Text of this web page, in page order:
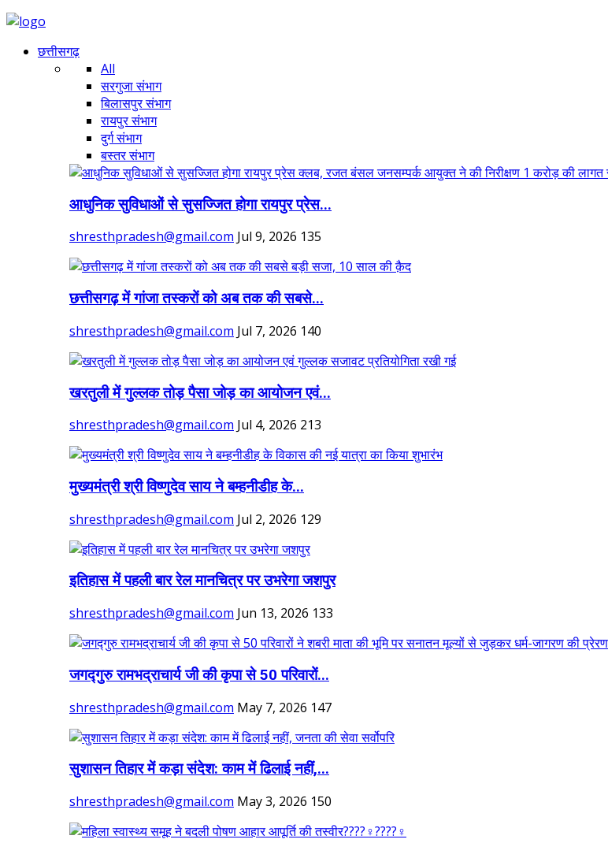
छत्तीसगढ़
All
सरगुजा संभाग
बिलासपुर संभाग
रायपुर संभाग
दुर्ग संभाग
बस्तर संभाग
आधुनिक सुविधाओं से सुसज्जित होगा रायपुर प्रेस...
shresthpradesh@gmail.com Jul 9, 2026 135
छत्तीसगढ़ में गांजा तस्करों को अब तक की सबसे...
shresthpradesh@gmail.com Jul 7, 2026 140
खरतुली में गुल्लक तोड़ पैसा जोड़ का आयोजन एवं...
shresthpradesh@gmail.com Jul 4, 2026 213
मुख्यमंत्री श्री विष्णुदेव साय ने बम्हनीडीह के...
shresthpradesh@gmail.com Jul 2, 2026 129
इतिहास में पहली बार रेल मानचित्र पर उभरेगा जशपुर
shresthpradesh@gmail.com Jun 13, 2026 133
जगद्गुरु रामभद्राचार्य जी की कृपा से 50 परिवारों...
shresthpradesh@gmail.com May 7, 2026 147
सुशासन तिहार में कड़ा संदेश: काम में ढिलाई नहीं,...
shresthpradesh@gmail.com May 3, 2026 150